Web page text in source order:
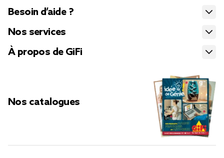
Besoin d’aide ?
Nos services
À propos de GiFi
Nos catalogues